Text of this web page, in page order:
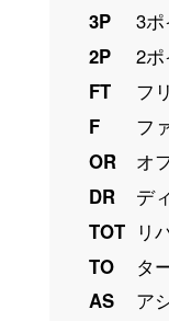
3P
3
2P
2
FT
フ
F
フ
OR
オ
DR
デ
TOT リ
TO
タ
AS
ア